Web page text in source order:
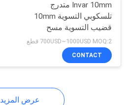
محول تريبراش
Invar 10mm متدرج
تلسكوبي التسوية 10mm
قضيب التسوية مسح
ISG310
700USD~1000USD MOQ:2 قطع
CONTACT
عرض المزيد